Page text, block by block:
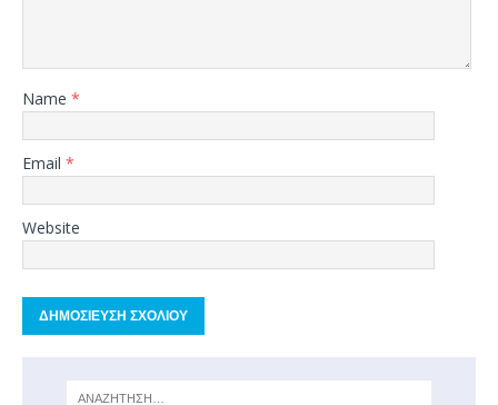
Name *
Email *
Website